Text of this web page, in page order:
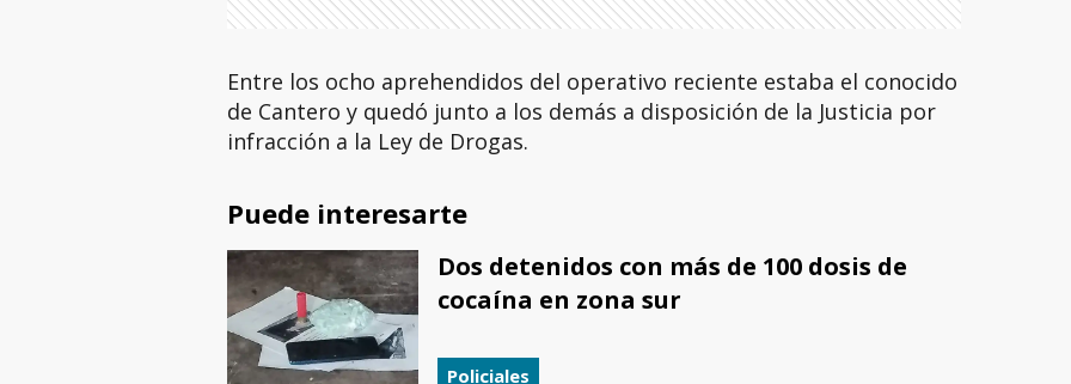
Entre los ocho aprehendidos del operativo reciente estaba el conocido
de Cantero y quedó junto a los demás a disposición de la Justicia por
infracción a la Ley de Drogas.
Puede interesarte
Dos detenidos con más de 100 dosis de
cocaína en zona sur
Policiales